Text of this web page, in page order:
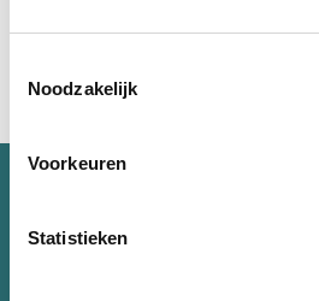
Noodzakelijk
Voorkeuren
Statistieken